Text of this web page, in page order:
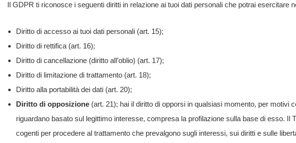
Il GDPR ti riconosce i seguenti diritti in relazione ai tuoi dati personali che potrai esercitare
Diritto di accesso ai tuoi dati personali (art. 15);
Diritto di rettifica (art. 16);
Diritto di cancellazione (diritto all’oblio) (art. 17);
Diritto di limitazione di trattamento (art. 18);
Diritto alla portabilità dei dati (art. 20);
Diritto di opposizione (art. 21); hai il diritto di opporsi in qualsiasi momento, per motivi
riguardano basato sul legittimo interesse, compresa la profilazione sulla base di esso.
cogenti per procedere al trattamento che prevalgono sugli interessi, sui diritti e sulle